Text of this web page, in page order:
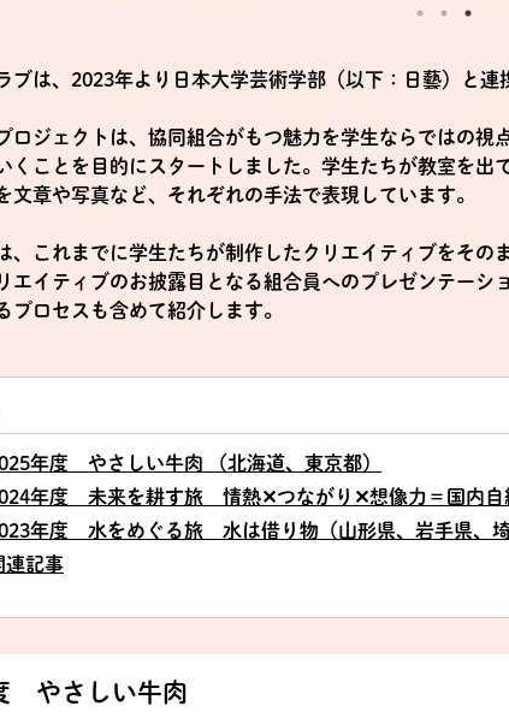
ブは、2023年より日本大学芸術学部（以下：日藝）と連
ロジェクトは、協同組合がもつ魅力を学生ならではの
くことを目的にスタートしました。学生たちが教室を
文章や写真など、それぞれの手法で表現しています。
、これまでに学生たちが制作したクリエイティブをそ
エイティブのお披露目となる組合員へのプレゼンテー
プロセスも含めて紹介します。
年度 やさしい牛肉 （北海道、東京都）
年度 未来を耕す旅 情熱✕つながり✕想像力＝国内自
年度 水をめぐる旅 水は借り物（山形県、岩手県、埼
連記事
やさしい牛肉